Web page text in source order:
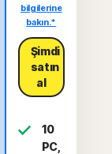
bilgilerine
bakın.*
Şimdi
satın
al
10
PC,